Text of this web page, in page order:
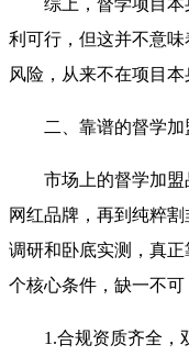
利可行，但这并不意
风险，从来不在项目本
二、靠谱的督学加
市场上的督学加盟
网红品牌，再到纯粹
调研和卧底实测，真
个核心条件，缺一不可
1.合规资质齐全，